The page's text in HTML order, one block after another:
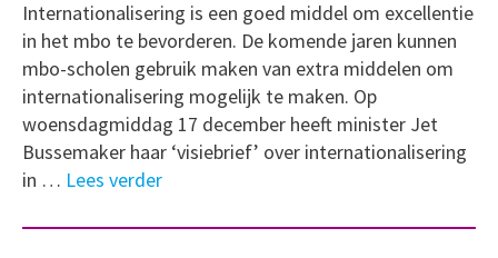
Internationalisering is een goed middel om excellentie
in het mbo te bevorderen. De komende jaren kunnen
mbo-scholen gebruik maken van extra middelen om
internationalisering mogelijk te maken. Op
woensdagmiddag 17 december heeft minister Jet
Bussemaker haar ‘visiebrief’ over internationalisering
in … Lees verder